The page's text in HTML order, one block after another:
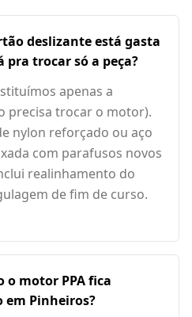
deslizante está gasta
pra trocar só a peça?
apenas a
precisa trocar o motor).
nylon reforçado ou aço
com parafusos novos
realinhamento do
de fim de curso.
o motor PPA fica
Pinheiros?